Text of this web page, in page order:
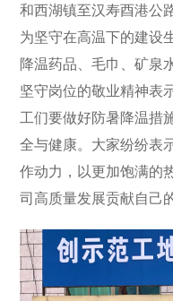
和西湖镇至汉寿酉港公
为坚守在高温下的建设
降温药品、毛巾、矿泉
坚守岗位的敬业精神表
工们要做好防暑降温措
全与健康。大家纷纷表
作动力，以更加饱满的
司高质量发展贡献自己